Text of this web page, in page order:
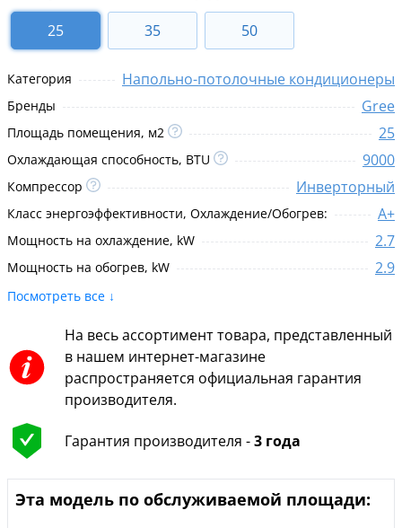
25 35 50
Категория Напольно-потолочные кондиционеры
Бренды Gree
Площадь помещения, м2 25
Охлаждающая способность, BTU 9000
Компрессор Инверторный
Класс энергоэффективности, Охлаждение/Обогрев: A+
Мощность на охлаждение, kW 2.7
Мощность на обогрев, kW 2.9
Посмотреть все ↓
На весь ассортимент товара, представленный
в нашем интернет-магазине
распространяется официальная гарантия
производителя.
Гарантия производителя -3 года
Эта модель по обслуживаемой площади: